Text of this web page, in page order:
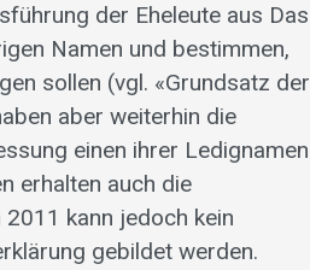
der Eheleute aus Das
Namen und bestimmen,
sollen (vgl. «Grundsatz der
aber weiterhin die
einen ihrer Ledignamen
erhalten auch die
kann jedoch kein
gebildet werden.